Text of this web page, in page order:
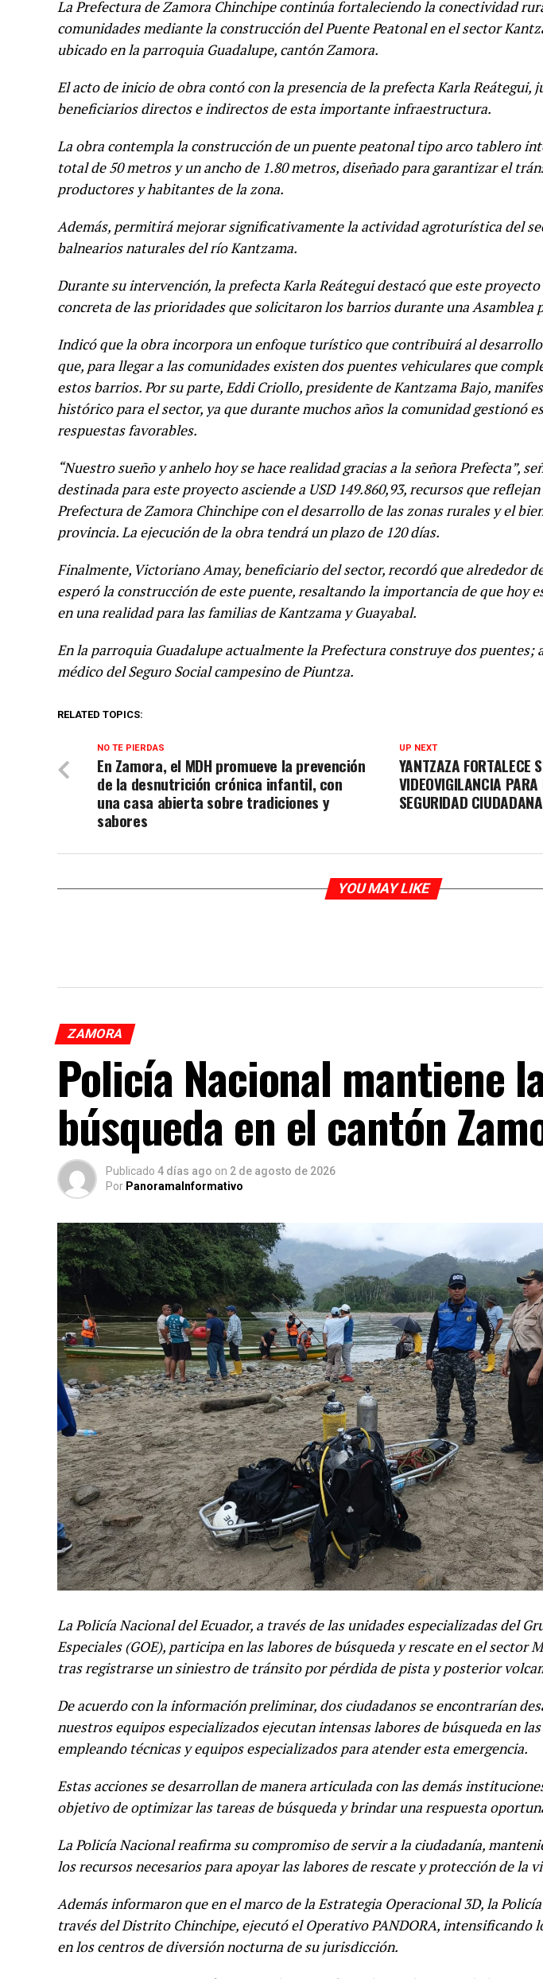
La Prefectura de Zamora Chinchipe continúa fortaleciendo la conectividad
comunidades mediante la construcción del Puente Peatonal en el sector
ubicado en la parroquia Guadalupe, cantón Zamora.
El acto de inicio de obra contó con la presencia de la prefecta Karla Reátegui,
beneficiarios directos e indirectos de esta importante infraestructura.
La obra contempla la construcción de un puente peatonal tipo arco tablero
total de 50 metros y un ancho de 1.80 metros, diseñado para garantizar el
productores y habitantes de la zona.
Además, permitirá mejorar significativamente la actividad agroturística del
balnearios naturales del río Kantzama.
Durante su intervención, la prefecta Karla Reátegui destacó que este
concreta de las prioridades que solicitaron los barrios durante una Asamblea
Indicó que la obra incorpora un enfoque turístico que contribuirá al
que, para llegar a las comunidades existen dos puentes vehiculares que
estos barrios. Por su parte, Eddi Criollo, presidente de Kantzama Bajo,
histórico para el sector, ya que durante muchos años la comunidad gestionó
respuestas favorables.
“Nuestro sueño y anhelo hoy se hace realidad gracias a la señora Prefecta”,
destinada para este proyecto asciende a USD 149.860,93, recursos que
Prefectura de Zamora Chinchipe con el desarrollo de las zonas rurales y el
provincia. La ejecución de la obra tendrá un plazo de 120 días.
Finalmente, Victoriano Amay, beneficiario del sector, recordó que alrededor
esperó la construcción de este puente, resaltando la importancia de que hoy
en una realidad para las familias de Kantzama y Guayabal.
En la parroquia Guadalupe actualmente la Prefectura construye dos puentes;
médico del Seguro Social campesino de Piuntza.
RELATED TOPICS:
UP NEXT
YANTZAZA FORTALECE
VIDEOVIGILANCIA PARA
SEGURIDAD CIUDADANA
NO TE PIERDAS
En Zamora, el MDH promueve la prevención
de la desnutrición crónica infantil, con
una casa abierta sobre tradiciones y
sabores
YOU MAY LIKE
ZAMORA
Policía Nacional mantiene
búsqueda en el cantón
Publicado 4 días ago on 2 de agosto de 2026
Por PanoramaInformativo
La Policía Nacional del Ecuador, a través de las unidades especializadas del
Especiales (GOE), participa en las labores de búsqueda y rescate en el sector
tras registrarse un siniestro de tránsito por pérdida de pista y posterior
De acuerdo con la información preliminar, dos ciudadanos se encontrarían
nuestros equipos especializados ejecutan intensas labores de búsqueda en
empleando técnicas y equipos especializados para atender esta emergencia.
Estas acciones se desarrollan de manera articulada con las demás
objetivo de optimizar las tareas de búsqueda y brindar una respuesta
La Policía Nacional reafirma su compromiso de servir a la ciudadanía,
los recursos necesarios para apoyar las labores de rescate y protección de la
Además informaron que en el marco de la Estrategia Operacional 3D, la
través del Distrito Chinchipe, ejecutó el Operativo PANDORA, intensificando
en los centros de diversión nocturna de su jurisdicción.